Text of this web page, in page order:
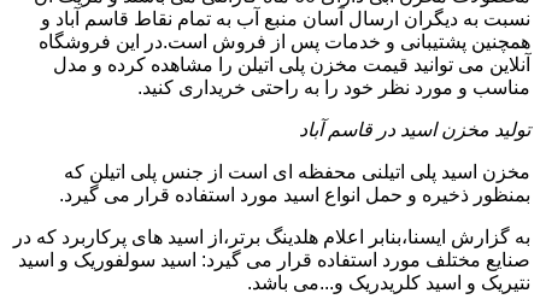
نسبت به دیگران ارسال آسان منبع آب به تمام نقاط قاسم آباد و
همچنین پشتیبانی و خدمات پس از فروش است.در این فروشگاه
آنلاین می توانید قیمت مخزن پلی اتیلن را مشاهده کرده و مدل
مناسب و مورد نظر خود را به راحتی خریداری کنید.
تولید مخزن اسید در قاسم آباد
مخزن اسید پلی اتیلنی محفظه ای است از جنس پلی اتیلن که
بمنظور ذخیره و حمل انواع اسید مورد استفاده قرار می گیرد.
به گزارش ایسنا،بنابر اعلام هلدینگ برتر،از اسید های پرکاربرد که در
صنایع مختلف مورد استفاده قرار می گیرد: اسید سولفوریک و اسید
نتیریک و اسید کلریدریک و...می باشد.